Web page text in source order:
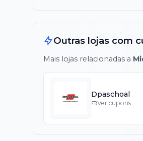
Outras lojas com
Mais lojas relacionadas a
Dpaschoal
Ver cupons